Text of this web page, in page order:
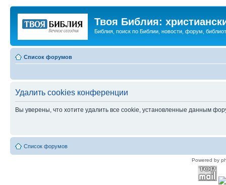
Твоя Библия:
Библия, поиск по Библии, новости, форум,
Список форумов
Удалить cookies конференции
Вы уверены, что хотите удалить все cookie, установленные данным
Список форумов
Powered by